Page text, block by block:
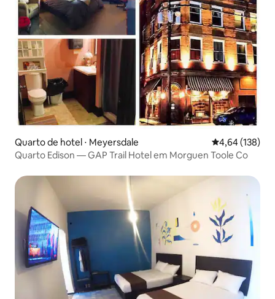
Quarto de hotel ⋅ Meyersdale 4,64 de uma
4,64 (138)
Quarto Edison — GAP Trail Hotel em Morguen Toole Co